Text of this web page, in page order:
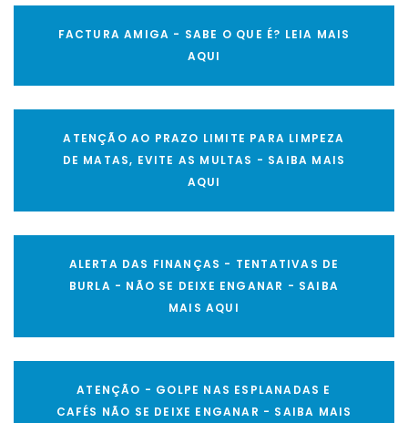
FACTURA AMIGA - SABE O QUE É? LEIA MAIS
AQUI
ATENÇÃO AO PRAZO LIMITE PARA LIMPEZA
DE MATAS, EVITE AS MULTAS - SAIBA MAIS
AQUI
ALERTA DAS FINANÇAS - TENTATIVAS DE
BURLA - NÃO SE DEIXE ENGANAR - SAIBA
MAIS AQUI
ATENÇÃO - GOLPE NAS ESPLANADAS E
CAFÉS NÃO SE DEIXE ENGANAR - SAIBA MAIS